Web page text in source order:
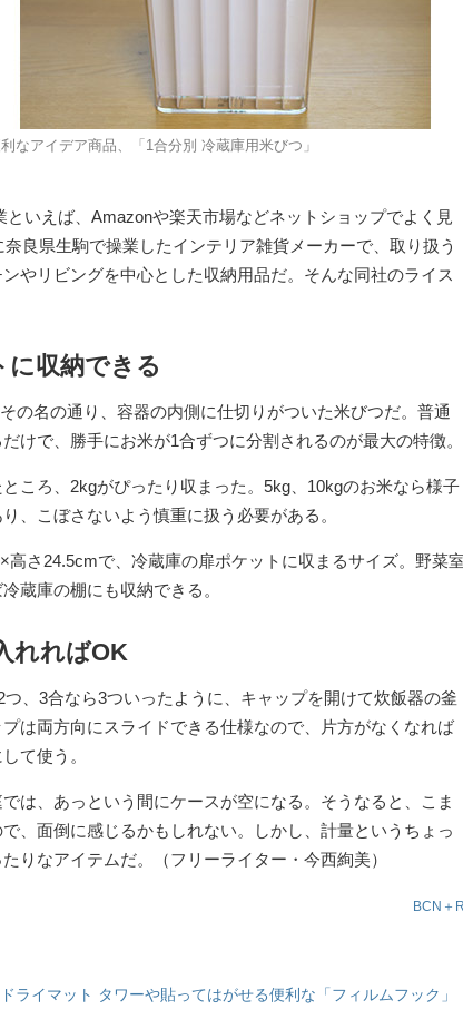
なアイデア商品、「1合分別 冷蔵庫用米びつ」
いえば、Amazonや楽天市場などネットショップでよく見
良県生駒で操業したインテリア雑貨メーカーで、取り扱う
やリビングを中心とした収納用品だ。そんな同社のライス
収納できる
の名の通り、容器の内側に仕切りがついた米びつだ。普通
けで、勝手にお米が1合ずつに分割されるのが最大の特徴。
ころ、2kgがぴったり収まった。5kg、10kgのお米なら様子
、こぼさないよう慎重に扱う必要がある。
高さ24.5cmで、冷蔵庫の扉ポケットに収まるサイズ。野菜室
蔵庫の棚にも収納できる。
れればOK
、3合なら3ついったように、キャップを開けて炊飯器の釜
は両方向にスライドできる仕様なので、片方がなくなれば
て使う。
は、あっという間にケースが空になる。そうなると、こま
、面倒に感じるかもしれない。しかし、計量というちょっ
りなアイテムだ。（フリーライター・今西絢美）
BCN＋R
ライマット タワーや貼ってはがせる便利な「フィルムフック」